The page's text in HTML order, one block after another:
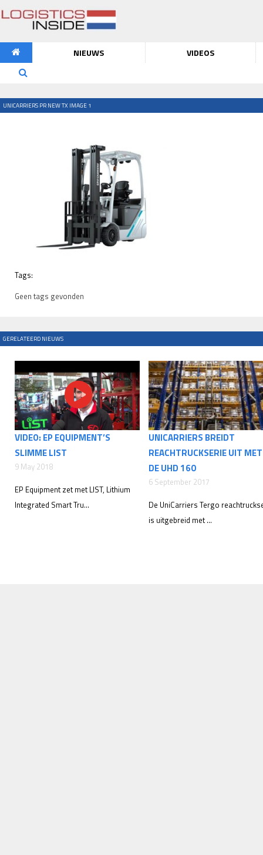
NIEUWS VIDEOS
UNICARRIERS PR NEW TX IMAGE 1
Tags:
Geen tags gevonden
GERELATEERD NIEUWS
VIDEO: EP EQUIPMENT’S
SLIMME LIST
9 May 2018
EP Equipment zet met LIST, Lithium
Integrated Smart Tru...
UNICARRIERS BREIDT
REACHTRUCKSERIE UIT MET
DE UHD 160
6 September 2017
De UniCarriers Tergo
is uitgebreid met ...